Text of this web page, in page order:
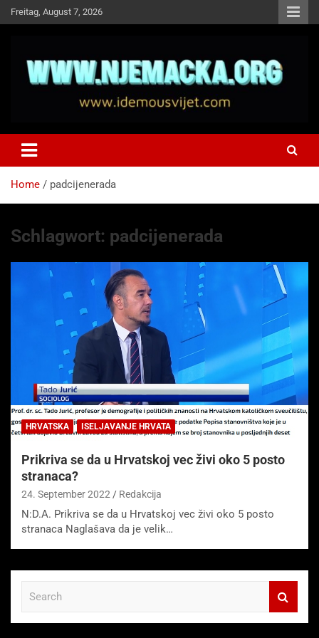
Skip
to
Freitag, August 7, 2026
Idemo u Svijet-Njemacka!
Home padcijenerada
Schlagwort: padcijenerada
HRVATSKA ISELJAVANJE HRVATA
Prikriva se da u Hrvatskoj vec živi oko 5 posto
stranaca?
24. September 2022 Redakcija
N:D.A. Prikriva se da u Hrvatskoj vec živi oko 5 posto
stranaca Naglašava da je velik…